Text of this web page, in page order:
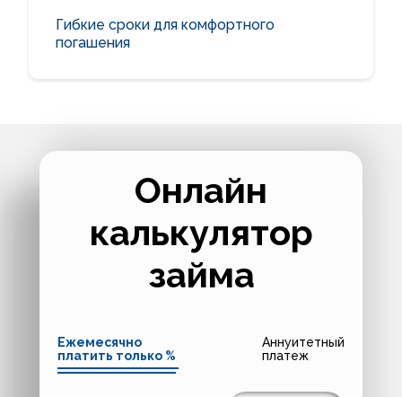
Гибкие сроки для комфортного
погашения
Онлайн
калькулятор
займа
Ежемесячно
платить только %
Аннуитетный
платеж